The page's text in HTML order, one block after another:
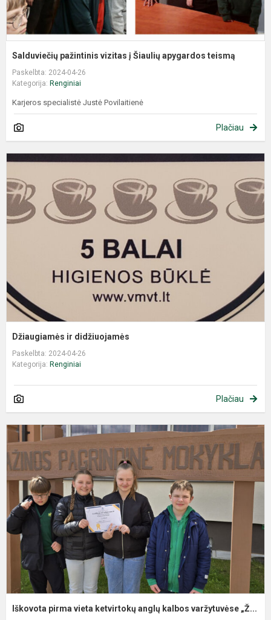
Salduviečių pažintinis vizitas į Šiaulių apygardos teismą
Paskelbta: 2024-04-26
Kategorija: Renginiai
Karjeros specialistė Justė Povilaitienė
Plačiau
Džiaugiamės ir didžiuojamės
Paskelbta: 2024-04-26
Kategorija: Renginiai
Plačiau
Iškovota pirma vieta ketvirtokų anglų kalbos varžytuvėse „Ž...